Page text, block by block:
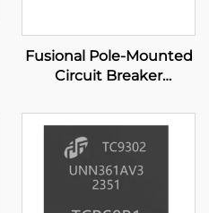
Fusional Pole-Mounted
Circuit Breaker